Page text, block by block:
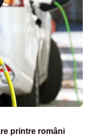
printre români